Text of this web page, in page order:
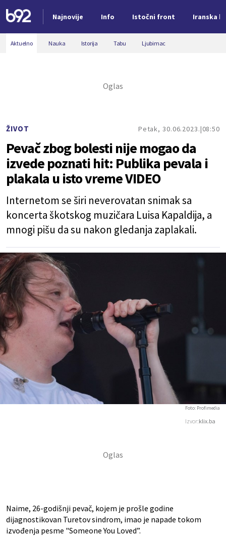
Najnovije Info Istočni front Iranska
Nova vest
Aktuelno Nauka Istorija Tabu Ljubimac
ŽIVOT Petak, 30.06.2023. 08:50
Pevač zbog bolesti nije mogao da
izvede poznati hit: Publika pevala i
plakala u isto vreme VIDEO
Internetom se širi neverovatan snimak sa
koncerta škotskog muzičara Luisa Kapaldija, a
mnogi pišu da su nakon gledanja zaplakali.
Izvor:klix.ba
Foto: Profimedia
Naime, 26-godišnji pevač, kojem je prošle godine
dijagnostikovan Turetov sindrom, imao je napade tokom
izvođenja pesme "Someone You Loved”.